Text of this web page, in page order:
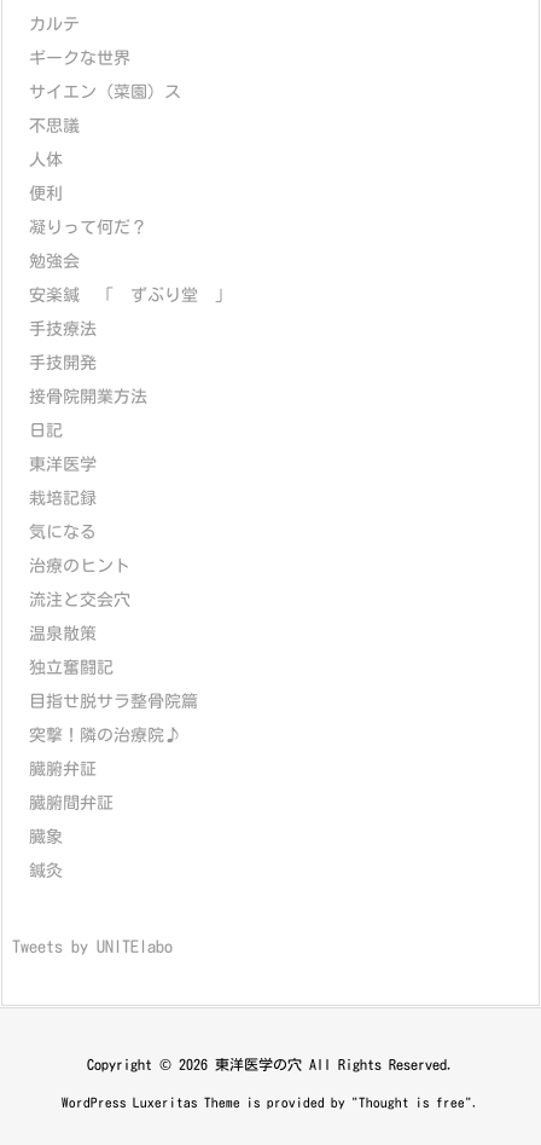
カルテ
ギークな世界
サイエン（菜園）ス
不思議
人体
便利
凝りって何だ？
勉強会
安楽鍼 「 ずぶり堂 」
手技療法
手技開発
接骨院開業方法
日記
東洋医学
栽培記録
気になる
治療のヒント
流注と交会穴
温泉散策
独立奮闘記
目指せ脱サラ整骨院篇
突撃！隣の治療院♪
臓腑弁証
臓腑間弁証
臓象
鍼灸
Tweets by UNITElabo
Copyright © 2026 東洋医学の穴 All Rights Reserved.
WordPress Luxeritas Theme is provided by "Thought is free".